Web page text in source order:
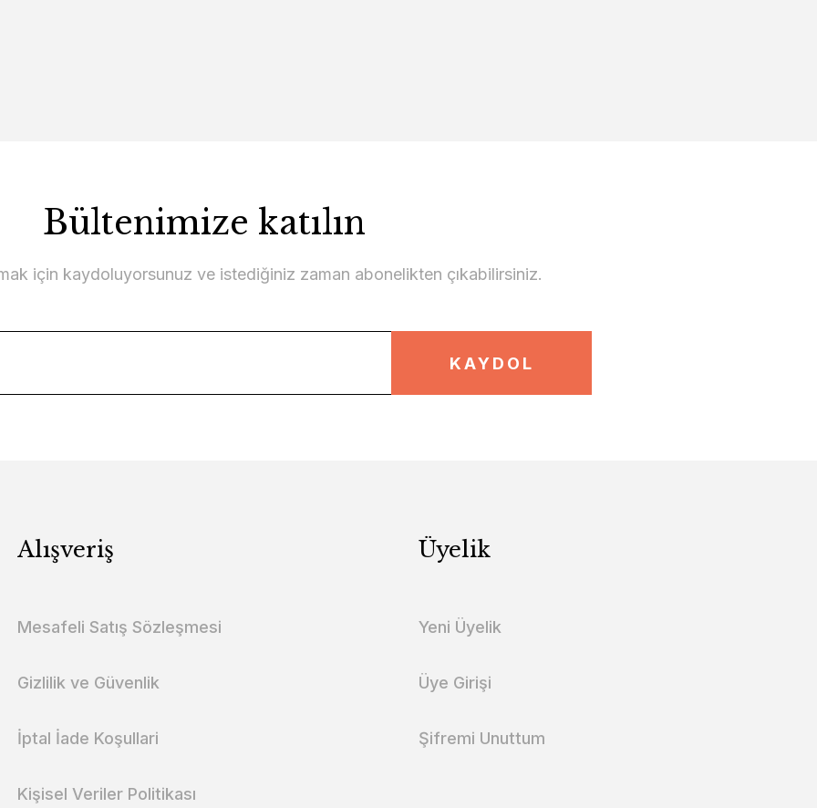
Bültenimize katılın
için kaydoluyorsunuz ve istediğiniz zaman abonelikten çıkabilirsiniz.
KAYDOL
Alışveriş
Mesafeli Satış Sözleşmesi
Gizlilik ve Güvenlik
İptal İade Koşullari
Kişisel Veriler Politikası
Üyelik
Yeni Üyelik
Üye Girişi
Şifremi Unuttum